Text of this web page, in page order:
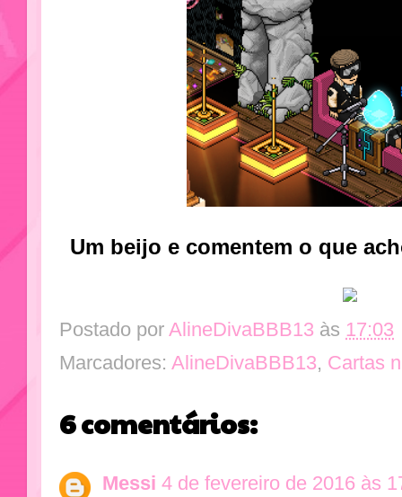
Um beijo e comentem o que
Postado por AlineDivaBBB13 às 17:03
Marcadores: AlineDivaBBB13, Cartas
6 comentários:
Messi 4 de fevereiro de 2016 às